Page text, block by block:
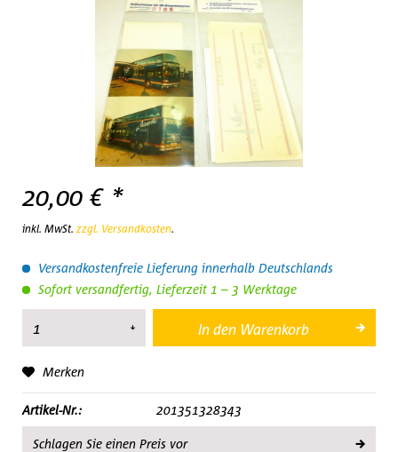
20,00 € *
inkl. MwSt. zzgl. Versandkosten.
Versandkostenfreie Lieferung innerhalb Deutschlands
Sofort versandfertig, Lieferzeit 1 – 3 Werktage
In den Warenkorb
Merken
Artikel-Nr.: 201351328343
Schlagen Sie einen Preis vor